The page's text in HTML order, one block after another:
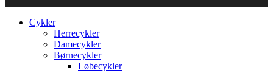
Cykler
Herrecykler
Damecykler
Børnecykler
Løbecykler